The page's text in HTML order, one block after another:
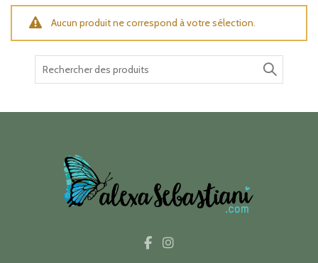
Aucun produit ne correspond à votre sélection.
Recherche